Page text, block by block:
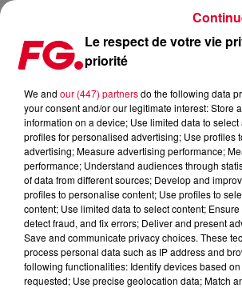
FG MIX DANCE : NICKY ROMERO
Le respect de votre vie
priorité
We and our (447) partnersdo the following data
your consent and/or our legitimate interest: Store
information on a device; Use limited data to
profiles for personalised advertising; Use profiles
advertising; Measure advertising performance;
performance; Understand audiences through
of data from different sources; Develop and
profiles to personalise content; Use profiles to
content; Use limited data to select content;
detect fraud, and fix errors; Deliver and present
Save and communicate privacy choices. These
process personal data such as IP address and
following functionalities: Identify devices based
requested; Use precise geolocation data; Match